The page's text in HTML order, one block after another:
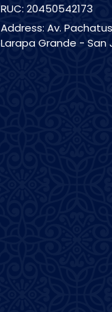
RUC: 20450542173
Address: Av.
Larapa Grande - San